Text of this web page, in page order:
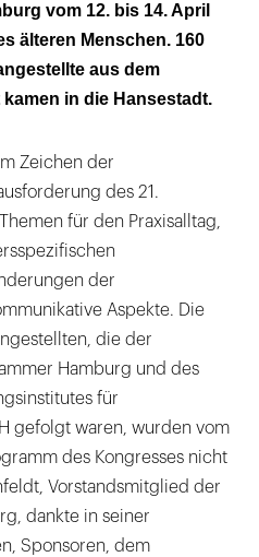
vom 12. bis 14. April
älteren Menschen. 160
aus dem
in die Hansestadt.
Zeichen der
des 21.
für den Praxisalltag,
der
Aspekte. Die
die der
Hamburg und des
für
gefolgt waren, wurden vom
des Kongresses nicht
Vorstandsmitglied der
dankte in seiner
Sponsoren, dem